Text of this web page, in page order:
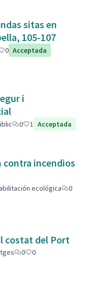
105-107
0 Acceptada
i
0 1 Acceptada
contra incendios
ecológica
0
costat del Port
0
0